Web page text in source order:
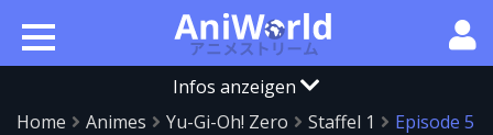
Infos anzeigen
Home
Animes Yu-Gi-Oh! Zero Staffel 1 Episode 5